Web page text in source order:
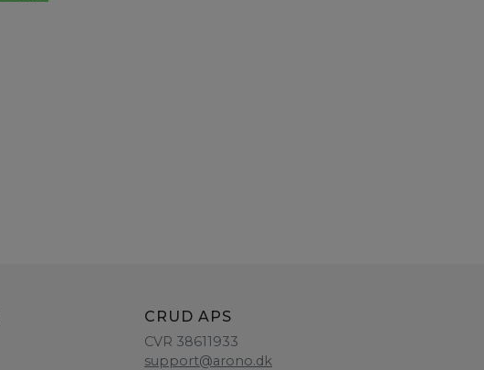
CRUD APS
CVR 38611933
support@arono.dk